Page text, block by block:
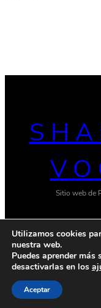
Sitio web de
© 2023
Utilizamos cookies
nuestra web.
Puedes aprender
desactivarlas en los
Aceptar